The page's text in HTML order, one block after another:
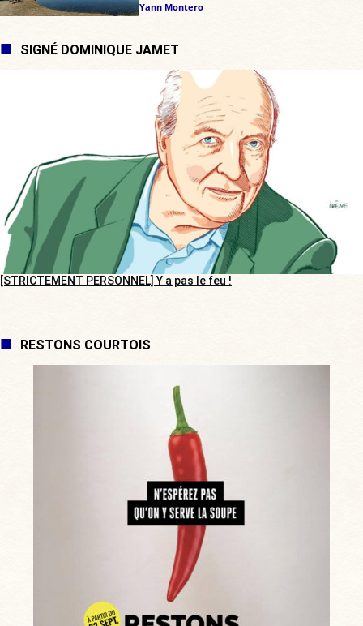
Yann Montero
SIGNÉ DOMINIQUE JAMET
[STRICTEMENT PERSONNEL] Y a pas le feu !
RESTONS COURTOIS